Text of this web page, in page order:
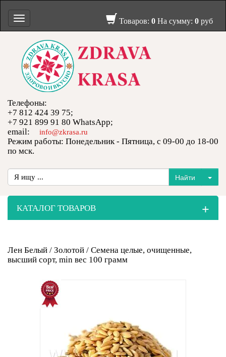
Товаров: 0 На сумму: 0 руб
Toggle
navigation
Телефоны:
+7 812 424 39 75;
+7 921 899 91 80 WhatsApp;
email:
info@zkrasa.ru
Режим работы: Понедельник - Пятница, с 09-00 до 18-00
по мск.
КАТАЛОГ ТОВАРОВ +
Лен Белый / Золотой / Cемена целые, очищенные,
высший сорт, min вес 100 грамм